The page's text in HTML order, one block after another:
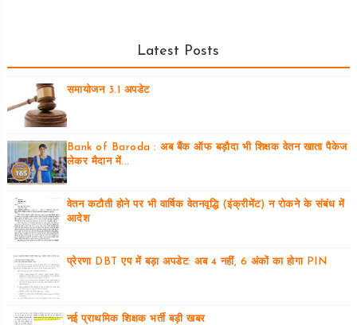
Latest Posts
समायोजन 3.1 अपडेट
Bank of Baroda : अब बैंक ऑफ बड़ौदा भी शिक्षक वेतन खाता पैकेज
लेकर मैदान में...
वेतन कटौती होने पर भी वार्षिक वेतनवृद्धि (इंक्रीमेंट) न रोकने के संबंध में
आदेश
प्रेरणा DBT एप में बड़ा अपडेट: अब 4 नहीं, 6 अंकों का होगा PIN
नई प्राथमिक शिक्षक भर्ती बड़ी खबर